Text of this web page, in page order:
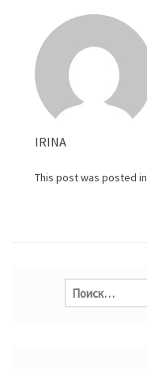
IRINA
This post was posted in
Найти: